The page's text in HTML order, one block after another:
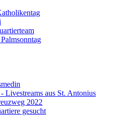
Livestreams aus St. Antonius
2022
gesucht